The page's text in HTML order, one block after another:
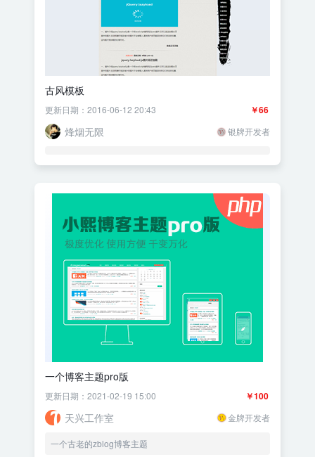
古风模板
￥66
更新日期：2016-06-12 20:43
烽烟无限 银牌开发者
一个博客主题pro版
￥100
更新日期：2021-02-19 15:00
天兴工作室 金牌开发者
一个古老的zblog博客主题